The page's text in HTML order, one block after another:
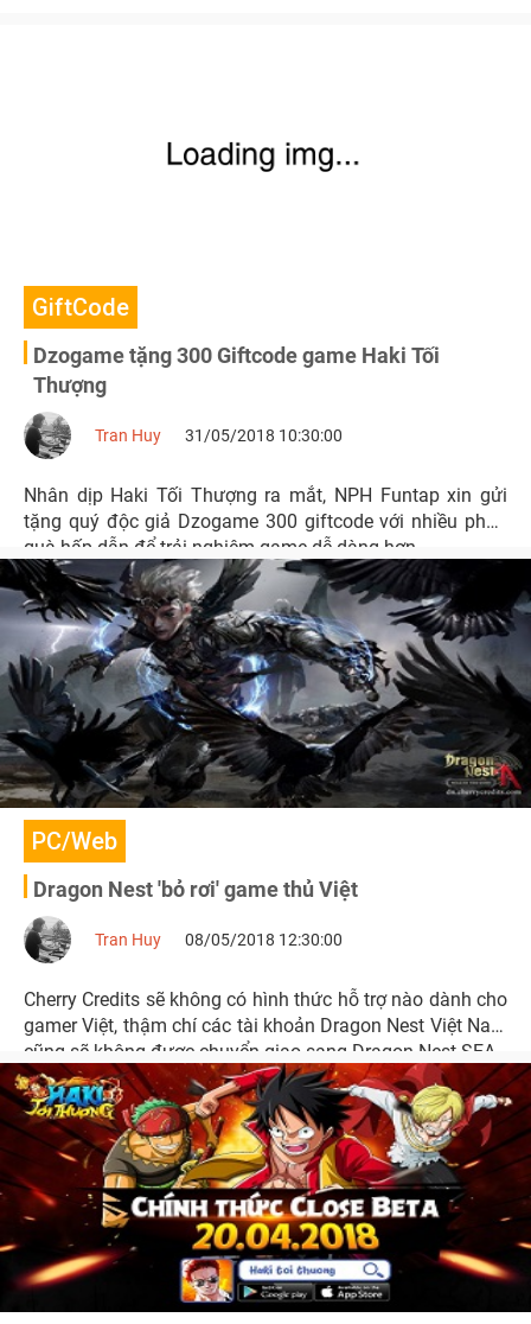
GiftCode
Dzogame tặng 300 Giftcode game Haki Tối
Thượng
Tran Huy 31/05/2018 10:30:00
Nhân dịp Haki Tối Thượng ra mắt, NPH Funtap xin gửi
tặng quý độc giả Dzogame 300 giftcode với nhiều phần
quà hấp dẫn để trải nghiệm game dễ dàng hơn.
PC/Web
Dragon Nest 'bỏ rơi' game thủ Việt
Tran Huy 08/05/2018 12:30:00
Cherry Credits sẽ không có hình thức hỗ trợ nào dành cho
gamer Việt, thậm chí các tài khoản Dragon Nest Việt Nam
cũng sẽ không được chuyển giao sang Dragon Nest SEA.